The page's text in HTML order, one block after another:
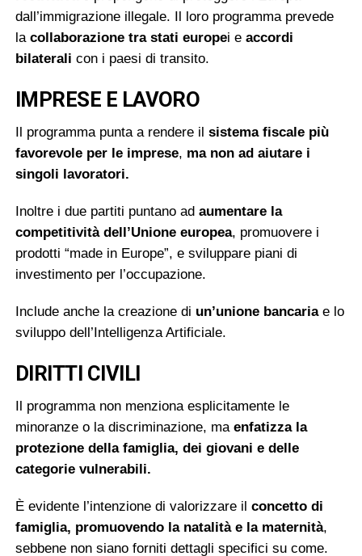
dall’immigrazione illegale. Il loro programma prevede
la collaborazione tra stati europei e accordi
bilaterali con i paesi di transito.
IMPRESE E LAVORO
Il programma punta a rendere il sistema fiscale più
favorevole per le imprese, ma non ad aiutare i
singoli lavoratori.
Inoltre i due partiti puntano ad aumentare la
competitività dell’Unione europea, promuovere i
prodotti “made in Europe”, e sviluppare piani di
investimento per l’occupazione.
Include anche la creazione di un’unione bancariae lo
sviluppo dell’Intelligenza Artificiale.
DIRITTI CIVILI
Il programma non menziona esplicitamente le
minoranze o la discriminazione, ma enfatizza la
protezione della famiglia, dei giovani e delle
categorie vulnerabili.
È evidente l’intenzione di valorizzare il concetto di
famiglia, promuovendo la natalità e la maternità,
sebbene non siano forniti dettagli specifici su come.